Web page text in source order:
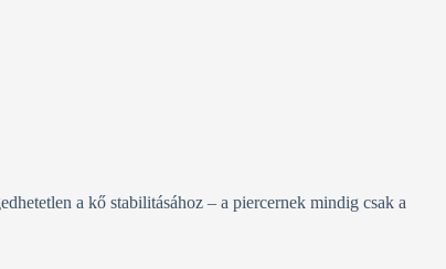
a kő stabilitásához – a piercernek mindig csak a